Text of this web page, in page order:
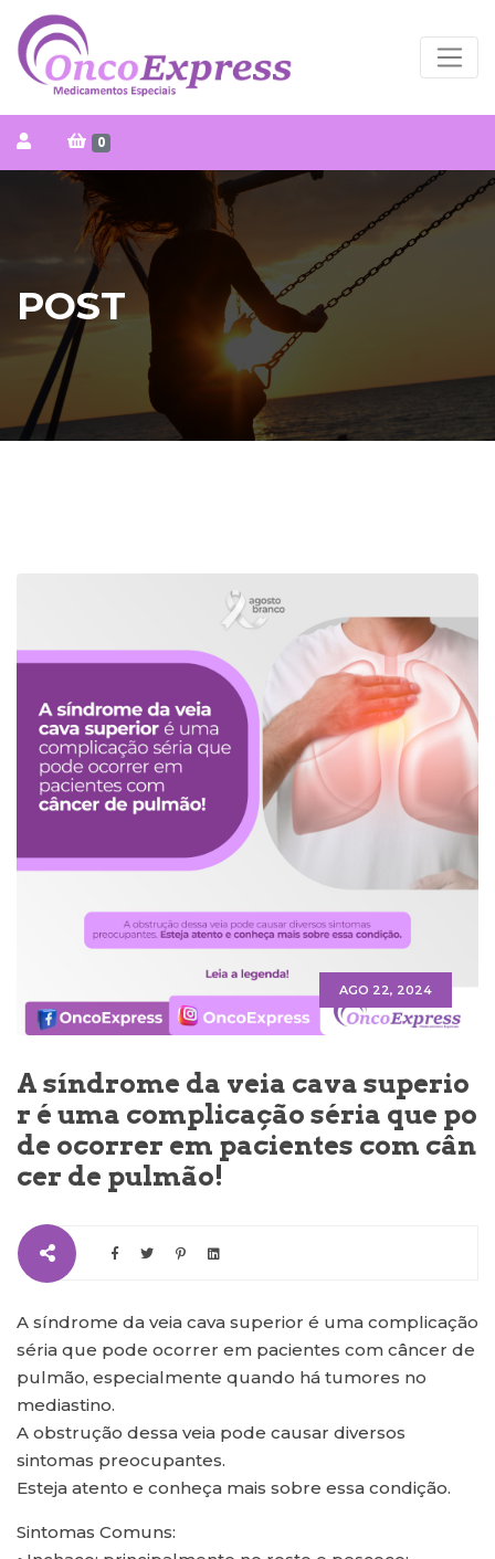
0
POST
AGO 22, 2024
A síndrome da veia cava superio
r é uma complicação séria que po
de ocorrer em pacientes com cân
cer de pulmão!
A síndrome da veia cava superior é uma complicação
séria que pode ocorrer em pacientes com câncer de
pulmão, especialmente quando há tumores no
mediastino.
A obstrução dessa veia pode causar diversos
sintomas preocupantes.
Esteja atento e conheça mais sobre essa condição.
Sintomas Comuns: